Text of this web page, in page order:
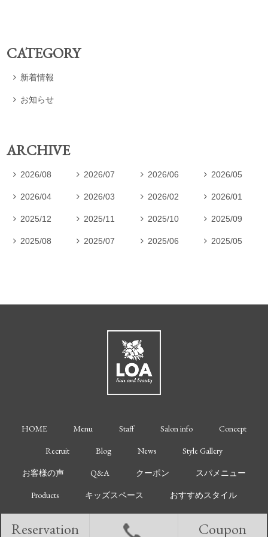
CATEGORY
 新着情報
 お知らせ
ARCHIVE
 2026/08  2026/07  2026/06  2026/05
 2026/04  2026/03  2026/02  2026/01
 2025/12  2025/11  2025/10  2025/09
 2025/08  2025/07  2025/06  2025/05
Reservation Coupon
HOME Menu Staff Salon info Concept
Recruit Blog News Style Gallery
お客様の声 Q&A クーポン スパメニュー
Products キッズスペース おすすめスタイル